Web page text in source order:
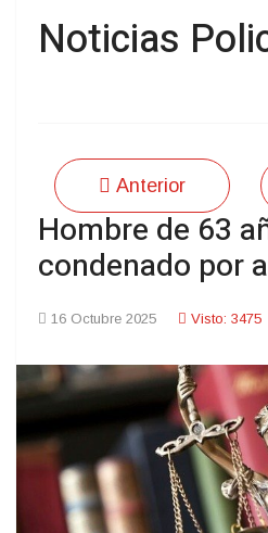
Noticias
Anterior
Hombre de 63
condenado por
16 Octubre 2025 Visto: 3475